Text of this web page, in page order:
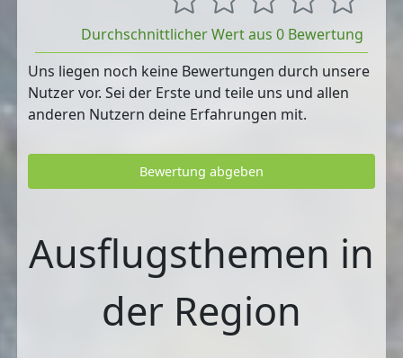
Durchschnittlicher Wert aus 0 Bewertung
Uns liegen noch keine Bewertungen durch unsere
Nutzer vor. Sei der Erste und teile uns und allen
anderen Nutzern deine Erfahrungen mit.
Bewertung abgeben
Ausflugsthemen in
der Region